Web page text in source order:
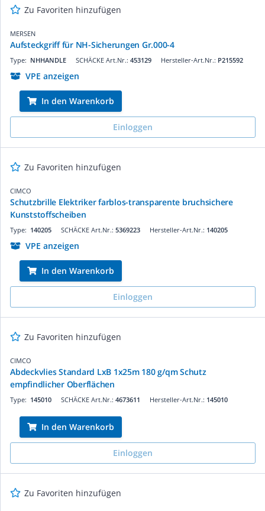
Zu Favoriten hinzufügen
MERSEN
Aufsteckgriff für NH-Sicherungen Gr.000-4
SCHÄCKE Art.Nr.: 453129
Type: NHHANDLE Hersteller-Art.Nr.: P215592
VPE anzeigen
In den Warenkorb
Einloggen
Zu Favoriten hinzufügen
CIMCO
Schutzbrille Elektriker farblos-transparente bruchsichere
Kunststoffscheiben
SCHÄCKE Art.Nr.: 5369223
Type: 140205 Hersteller-Art.Nr.: 140205
VPE anzeigen
In den Warenkorb
Einloggen
Zu Favoriten hinzufügen
CIMCO
Abdeckvlies Standard LxB 1x25m 180 g/qm Schutz
empfindlicher Oberflächen
SCHÄCKE Art.Nr.: 4673611
Type: 145010 Hersteller-Art.Nr.: 145010
In den Warenkorb
Einloggen
Zu Favoriten hinzufügen